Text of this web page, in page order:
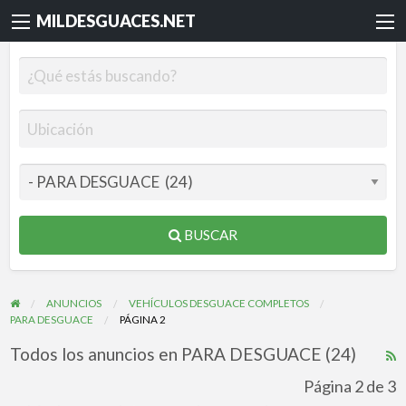
MILDESGUACES.NET
BUSCAR
ANUNCIOS
VEHÍCULOS DESGUACE COMPLETOS
PARA DESGUACE
PÁGINA 2
Todos los anuncios en PARA DESGUACE (24)
Página 2 de 3